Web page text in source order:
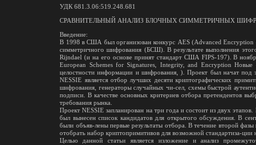
УДК 681.3.06:519.248.681
СРАВНИТЕЛЬНЫЙ АНАЛИЗ БЛОЧНЫХ СИММЕТРИЧНЫХ
Введение:
В 1998 в США был организован конкурс AES (Advanced Encryption
симметричного шифрования (БСШ). В результате выполнения
Rijndael (и на его основе принят стандарт США FIPS-197). В
European Schemes for Signatures, Integrity, and Encryption Новые
целостности информации и шифрования, ). Проект был начат под
NESSIE является отбор лучших десяти криптографических
шифрования, генераторы случайных чи-сел, схемы быстрой
подписи. В качестве основных критериев отбора претендентов
требования рынка.
Проект NESSIE запланирован на три года и состоит из двух
был вынесен список кандидатов для открытого обсуждения. В
были объяв-лены первые результаты отбора. В течение второй
отобрать набор криптопримитивов для возможной стандартиза-
Целью данной статьи является изложение и анализ